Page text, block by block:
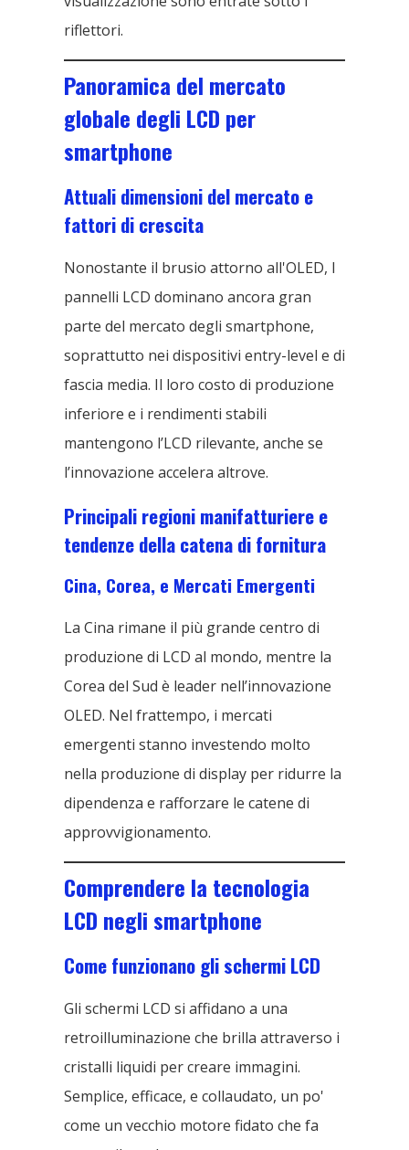
riflettori.
Panoramica del mercato
globale degli LCD per
smartphone
Attuali dimensioni del mercato e
fattori di crescita
Nonostante il brusio attorno all'OLED, I
pannelli LCD dominano ancora gran
parte del mercato degli smartphone,
soprattutto nei dispositivi entry-level e di
fascia media. Il loro costo di produzione
inferiore e i rendimenti stabili
mantengono l’LCD rilevante, anche se
l’innovazione accelera altrove.
Principali regioni manifatturiere e
tendenze della catena di fornitura
Cina, Corea, e Mercati Emergenti
La Cina rimane il più grande centro di
produzione di LCD al mondo, mentre la
Corea del Sud è leader nell’innovazione
OLED. Nel frattempo, i mercati
emergenti stanno investendo molto
nella produzione di display per ridurre la
dipendenza e rafforzare le catene di
approvvigionamento.
Comprendere la tecnologia
LCD negli smartphone
Come funzionano gli schermi LCD
Gli schermi LCD si affidano a una
retroilluminazione che brilla attraverso i
cristalli liquidi per creare immagini.
Semplice, efficace, e collaudato, un po'
come un vecchio motore fidato che fa